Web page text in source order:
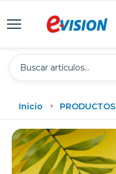
Inicio PRODUCTOS